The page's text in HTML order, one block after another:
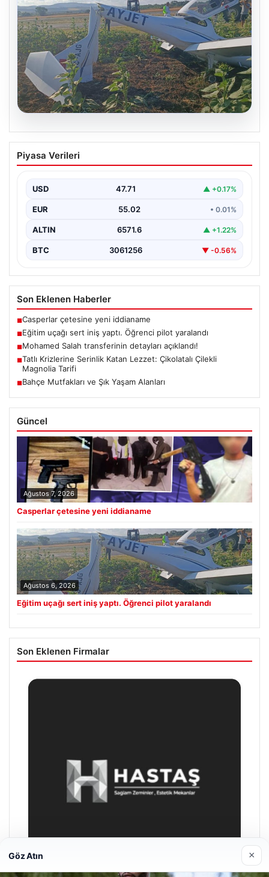
06.08.2026
Eğitim uçağı sert iniş yaptı. Öğrenci
pilot yaralandı
Piyasa Verileri
USD 47.71 ▲ +0.17%
EUR 55.02 • 0.01%
ALTIN 6571.6 ▲ +1.22%
BTC 3061256 ▼ -0.56%
Son Eklenen Haberler
■Casperlar çetesine yeni iddianame
■Eğitim uçağı sert iniş yaptı. Öğrenci pilot yaralandı
■Mohamed Salah transferinin detayları açıklandı!
■Tatlı Krizlerine Serinlik Katan Lezzet: Çikolatalı Çilekli
Magnolia Tarifi
■Bahçe Mutfakları ve Şık Yaşam Alanları
Güncel
Ağustos 7, 2026
Casperlar çetesine yeni iddianame
Ağustos 6, 2026
Eğitim uçağı sert iniş yaptı. Öğrenci pilot yaralandı
Son Eklenen Firmalar
Göz Atın ×